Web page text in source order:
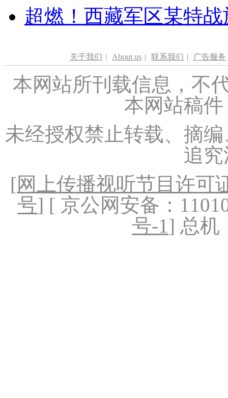
超燃！西藏军区某特
关于我们 | About us | 联系我们 | 广告服务
本网站所刊载信息，不
本网站稿
未经授权禁止转载、摘
追
[网上传播视听节目许可
号] [ 京公网安备：
号-1] 总机